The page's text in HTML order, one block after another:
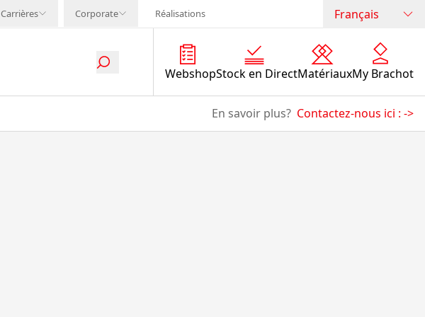
Carrières Corporate Réalisations Français
WebshopStock en DirectMatériauxMy Brachot
En savoir plus? Contactez-nous ici : ->